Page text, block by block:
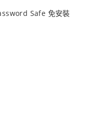
Safe 免安裝